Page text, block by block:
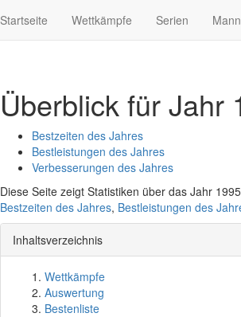
Startseite Wettkämpfe Serien
Überblick für Jahr
Bestzeiten des Jahres
Bestleistungen des Jahres
Verbesserungen des Jahres
Diese Seite zeigt Statistiken über das Jahr
Bestzeiten des Jahres, Bestleistungen des
Inhaltsverzeichnis
Wettkämpfe
Auswertung
Bestenliste